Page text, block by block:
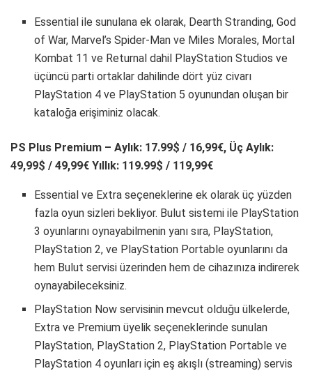
Essential ile sunulana ek olarak, Dearth Stranding, God
of War, Marvel’s Spider-Man ve Miles Morales, Mortal
Kombat 11 ve Returnal dahil PlayStation Studios ve
üçüncü parti ortaklar dahilinde dört yüz civarı
PlayStation 4 ve PlayStation 5 oyunundan oluşan bir
kataloğa erişiminiz olacak.
PS Plus Premium – Aylık: 17.99$ / 16,99€, Üç Aylık:
49,99$ / 49,99€ Yıllık: 119.99$ / 119,99€
Essential ve Extra seçeneklerine ek olarak üç yüzden
fazla oyun sizleri bekliyor. Bulut sistemi ile PlayStation
3 oyunlarını oynayabilmenin yanı sıra, PlayStation,
PlayStation 2, ve PlayStation Portable oyunlarını da
hem Bulut servisi üzerinden hem de cihazınıza indirerek
oynayabileceksiniz.
PlayStation Now servisinin mevcut olduğu ülkelerde,
Extra ve Premium üyelik seçeneklerinde sunulan
PlayStation, PlayStation 2, PlayStation Portable ve
PlayStation 4 oyunları için eş akışlı (streaming) servis